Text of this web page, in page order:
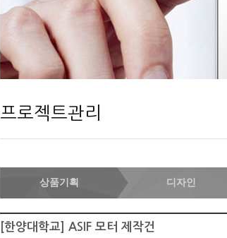
프로젝트관리
상품기획 디자인
[한양대학교] ASIF 모터 제작건